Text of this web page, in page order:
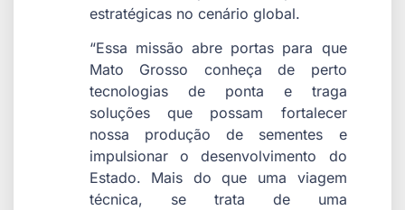
estratégicas no cenário global.
“Essa missão abre portas para que
Mato Grosso conheça de perto
tecnologias de ponta e traga
soluções que possam fortalecer
nossa produção de sementes e
impulsionar o desenvolvimento do
Estado. Mais do que uma viagem
técnica, se trata de uma